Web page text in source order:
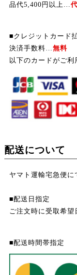
品代5,400円以上…
■クレジットカード
決済手数料…無料
以下のカードがご利
配送について
ヤマト運輸宅急便に
■配送日指定
ご注文時に受取希望
■配送時間帯指定